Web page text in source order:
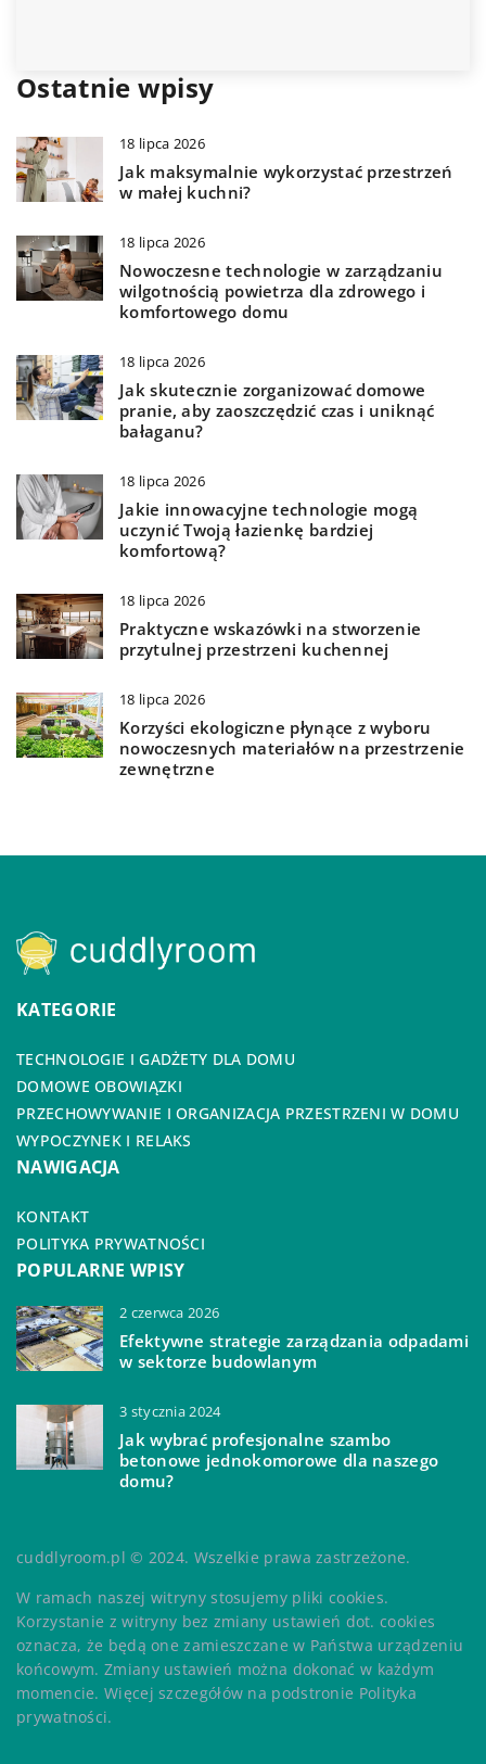
Ostatnie wpisy
18 lipca 2026
Jak maksymalnie wykorzystać przestrzeń
w małej kuchni?
18 lipca 2026
Nowoczesne technologie w zarządzaniu
wilgotnością powietrza dla zdrowego i
komfortowego domu
18 lipca 2026
Jak skutecznie zorganizować domowe
pranie, aby zaoszczędzić czas i uniknąć
bałaganu?
18 lipca 2026
Jakie innowacyjne technologie mogą
uczynić Twoją łazienkę bardziej
komfortową?
18 lipca 2026
Praktyczne wskazówki na stworzenie
przytulnej przestrzeni kuchennej
18 lipca 2026
Korzyści ekologiczne płynące z wyboru
nowoczesnych materiałów na przestrzenie
zewnętrzne
KATEGORIE
TECHNOLOGIE I GADŻETY DLA DOMU
DOMOWE OBOWIĄZKI
PRZECHOWYWANIE I ORGANIZACJA PRZESTRZENI W DOMU
WYPOCZYNEK I RELAKS
NAWIGACJA
KONTAKT
POLITYKA PRYWATNOŚCI
POPULARNE WPISY
2 czerwca 2026
Efektywne strategie zarządzania odpadami
w sektorze budowlanym
3 stycznia 2024
Jak wybrać profesjonalne szambo
betonowe jednokomorowe dla naszego
domu?
cuddlyroom.pl © 2024. Wszelkie prawa zastrzeżone.
W ramach naszej witryny stosujemy pliki cookies.
Korzystanie z witryny bez zmiany ustawień dot. cookies
oznacza, że będą one zamieszczane w Państwa urządzeniu
końcowym. Zmiany ustawień można dokonać w każdym
momencie. Więcej szczegółów na podstronie Polityka
prywatności.